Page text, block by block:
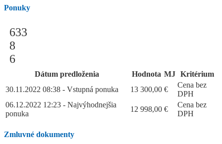
Ponuky
633
8
6
Dátum predloženia Hodnota MJ Kritérium
30.11.2022 08:38 - Vstupná ponuka
13 300,00 €
Cena bez
DPH
06.12.2022 12:23 - Najvýhodnejšia
ponuka
12 998,00 €
Cena bez
DPH
Zmluvné dokumenty